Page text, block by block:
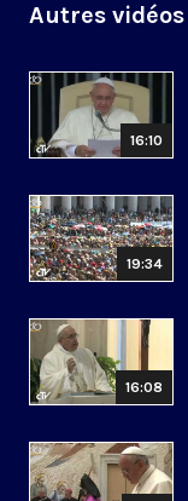
Autres
16:10
19:34
16:08